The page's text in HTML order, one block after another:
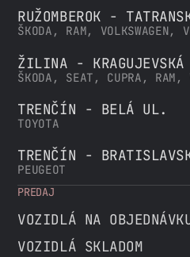
RUŽOMBEROK -
ŠKODA, RAM, VOLKSWAGEN,
ŽILINA -
ŠKODA, SEAT, CUPRA, RAM,
TRENČÍN - BELÁ UL.
TOYOTA
TRENČÍN -
PEUGEOT
PREDAJ
VOZIDLÁ NA
VOZIDLÁ SKLADOM